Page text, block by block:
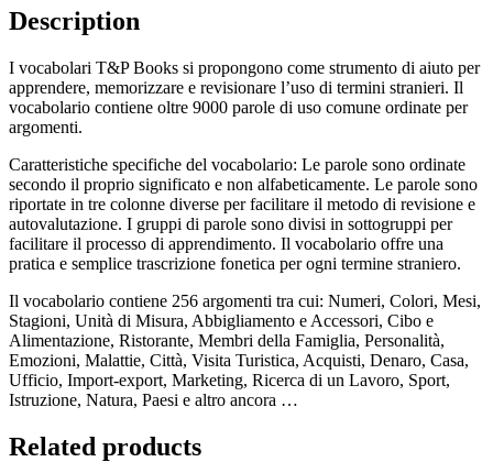
Description
I vocabolari T&P Books si propongono come strumento di aiuto per
apprendere, memorizzare e revisionare l’uso di termini stranieri. Il
vocabolario contiene oltre 9000 parole di uso comune ordinate per
argomenti.
Caratteristiche specifiche del vocabolario: Le parole sono ordinate
secondo il proprio significato e non alfabeticamente. Le parole sono
riportate in tre colonne diverse per facilitare il metodo di revisione e
autovalutazione. I gruppi di parole sono divisi in sottogruppi per
facilitare il processo di apprendimento. Il vocabolario offre una
pratica e semplice trascrizione fonetica per ogni termine straniero.
Il vocabolario contiene 256 argomenti tra cui: Numeri, Colori, Mesi,
Stagioni, Unità di Misura, Abbigliamento e Accessori, Cibo e
Alimentazione, Ristorante, Membri della Famiglia, Personalità,
Emozioni, Malattie, Città, Visita Turistica, Acquisti, Denaro, Casa,
Ufficio, Import-export, Marketing, Ricerca di un Lavoro, Sport,
Istruzione, Natura, Paesi e altro ancora …
Related products